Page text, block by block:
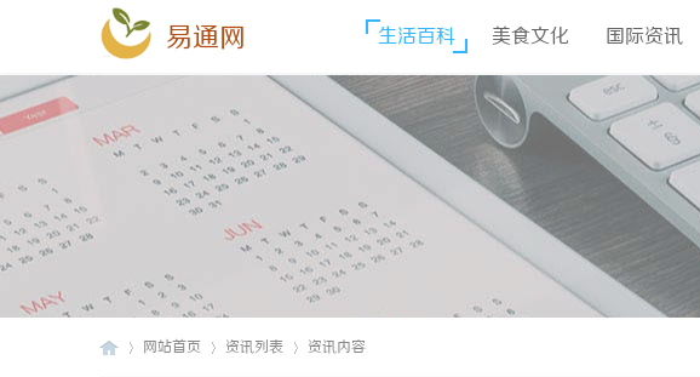
易通网 生活百科 美食文化 国际资讯
网站首页 资讯列表 资讯内容